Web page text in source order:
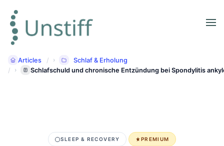
Articles
Schlaf & Erholung
Schlafschuld und chronische Entzündung bei Spondylitis
SLEEP & RECOVERY PREMIUM